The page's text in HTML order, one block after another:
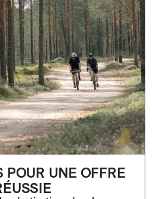
POUR UNE OFFRE